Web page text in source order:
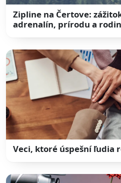
Zipline na Čertove:
adrenalín, prírodu a
Veci, ktoré úspešní ľudia